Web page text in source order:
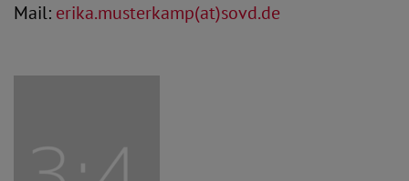
Mail: erika.musterkamp(at)sovd.de